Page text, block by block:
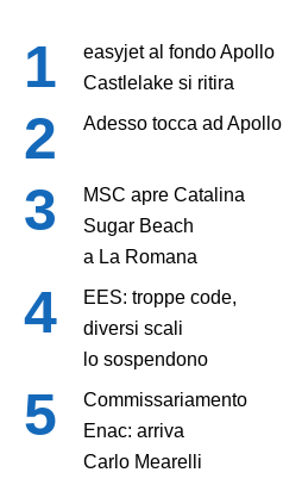
easyjet al fondo Apollo
Castlelake si ritira
Adesso tocca ad Apollo
MSC apre Catalina
Sugar Beach
a La Romana
EES: troppe code,
diversi scali
lo sospendono
Commissariamento
Enac: arriva
Carlo Mearelli